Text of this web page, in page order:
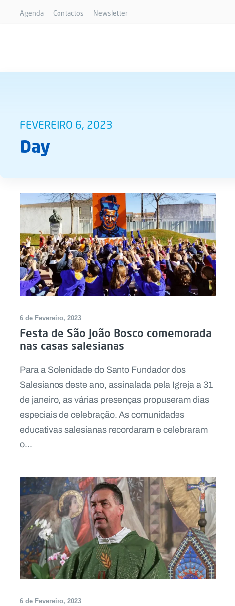
Agenda Contactos Newsletter
FEVEREIRO 6, 2023
Day
6 de Fevereiro, 2023
Festa de São João Bosco comemorada
nas casas salesianas
Para a Solenidade do Santo Fundador dos
Salesianos deste ano, assinalada pela Igreja a 31
de janeiro, as várias presenças propuseram dias
especiais de celebração. As comunidades
educativas salesianas recordaram e celebraram
o...
6 de Fevereiro, 2023